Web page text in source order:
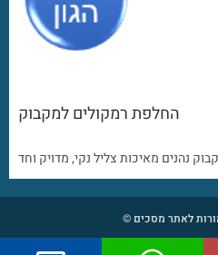
החלפת רמקולים למקבוק
לאתר מסכים ©